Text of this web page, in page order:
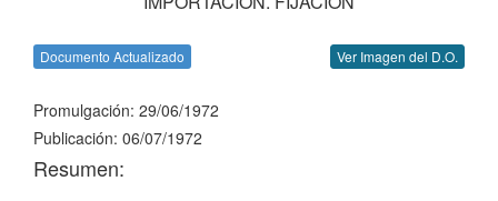
Documento Actualizado Ver Imagen del D.O.
Promulgación: 29/06/1972
Publicación: 06/07/1972
Resumen: